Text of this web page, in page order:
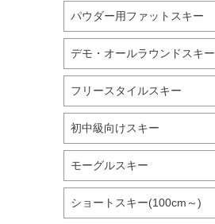
パウダー用ファットスキー
デモ・オールラウンドスキー
フリースタイルスキー
初中級向けスキー
モーグルスキー
ショートスキー(100cm～)